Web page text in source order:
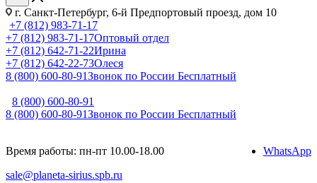
г. Санкт-Петербург, 6-й Предпортовый проезд, дом 10
+7 (812) 983-71-17
+7 (812) 983-71-17Оптовый отдел
+7 (812) 642-71-22Ирина
+7 (812) 642-22-73Олеся
8 (800) 600-80-91Звонок по России Бесплатный
8 (800) 600-80-91
8 (800) 600-80-91Звонок по России Бесплатный
Время работы: пн-пт 10.00-18.00
sale@planeta-sirius.spb.ru
WhatsApp